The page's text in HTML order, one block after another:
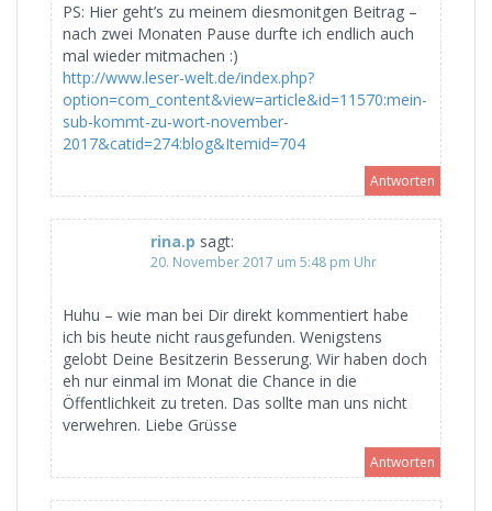
PS: Hier geht’s zu meinem diesmonitgen Beitrag –
nach zwei Monaten Pause durfte ich endlich auch
mal wieder mitmachen :)
http://www.leser-welt.de/index.php?
option=com_content&view=article&id=11570:mein-
sub-kommt-zu-wort-november-
2017&catid=274:blog&Itemid=704
Antworten
rina.p sagt:
20. November 2017 um 5:48 pm Uhr
Huhu – wie man bei Dir direkt kommentiert habe
ich bis heute nicht rausgefunden. Wenigstens
gelobt Deine Besitzerin Besserung. Wir haben doch
eh nur einmal im Monat die Chance in die
Öffentlichkeit zu treten. Das sollte man uns nicht
verwehren. Liebe Grüsse
Antworten